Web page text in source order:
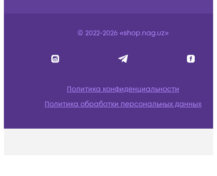
© 2022-2026 «shop.nag.uz»
Политика конфиденциальности
Политика обработки персональных данных